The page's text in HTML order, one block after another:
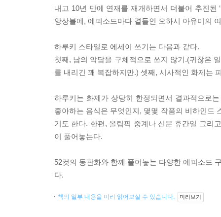
내고 10년 만에 연재를 재개하면서 더불어 추진된
앙상블에, 에피소드마다 곁들인 오하시 아유미의
하루키 스타일로 에세이 쓰기는 다음과 같다.
첫째, 남의 악담을 구체적으로 쓰지 않기.(귀찮은
를 내리긴 꽤 복잡하지만.) 셋째, 시사적인 화제는
하루키는 화제가 상당히 한정되면서 결과적으로
좋아하는 음식은 무엇인지, 몇몇 작품의 비하인드
기도 한다. 한편, 올림픽 중계나 신문 휴간일 그리
이 풀어놓는다.
52컷의 동판화와 함께 풀어놓는 다양한 에피소드
다.
책의 일부 내용을 미리 읽어보실 수 있습니다. 미리보기